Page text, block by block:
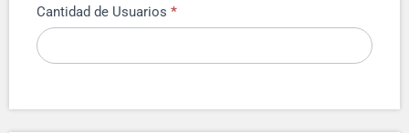
Cantidad de Usuarios *